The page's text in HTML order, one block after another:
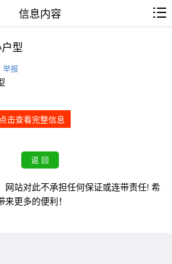
信息内容
型
举报
点击查看完整信息
网站对此不承担任何保证或连带责任! 希
更多的便利！